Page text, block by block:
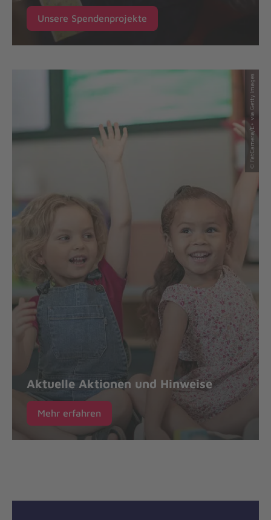
Unsere Spendenprojekte
© FatCamera/E+ via Getty Images
Aktuelle Aktionen und Hinweise
Mehr erfahren